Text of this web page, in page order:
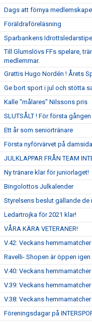
Dags att förnya
Föräldraföreläsning
Sparbankens
Till Glumslövs FFs spelare,
medlemmar.
Grattis Hugo Nordén ! Årets
Ge bort sport i jul och stötta
Kalle "målares" Nilssons pris
SLUTSÅLT ! För första
Ett år som seniortränare
Första nyförvärvet på
JULKLAPPAR FRÅN TEAM
Ny tränare klar för juniorlaget!
Bingolottos Julkalender
Styrelsens beslut gällande de
Ledartrojka för 2021 klar!
VÅRA KÄRA VETERANER!
V.42: Veckans
Ravelli- Shopen är öppen igen
V.40: Veckans
V.39: Veckans
V.38: Veckans
Föreningsdagar på